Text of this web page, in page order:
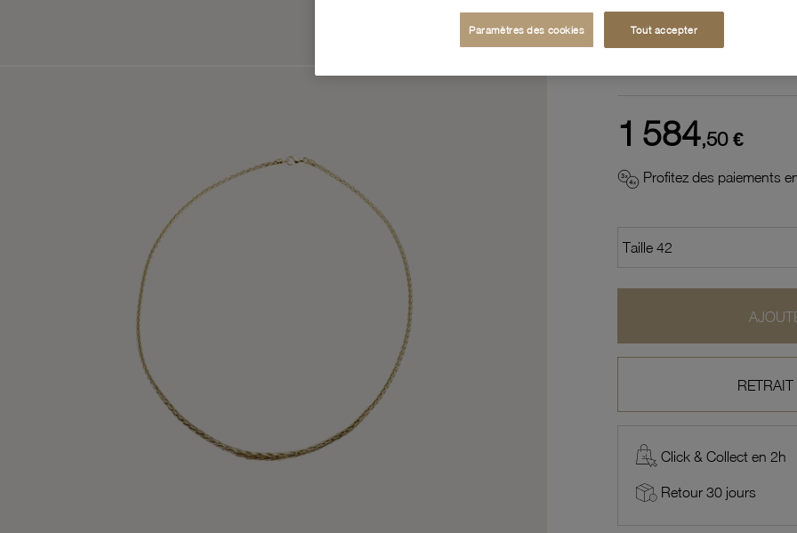
1 584,50 €
Profitez des paiements
Click & Collect en 2h
Retour 30 jours
Paramètres des cookies Tout accepter